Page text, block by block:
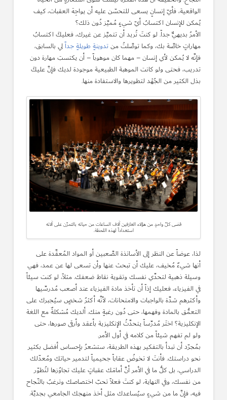
الواقعية، فأيّ إنسانٍ يسعى للتحسّن عليه أن يواجِهَ العقبات، كيف
يُمكن للإنسان اكتسابُ أيّ شيءٍ مُميَّز دُون ذلك؟
الأمرُ بديهيٌّ جداً. لو كنتَ تُريد أن تتميَّز عن غيرك، فعليكَ اكتسابُ
مهاراتٍ خاصَّة بك، وكما توصَّلتُ منتدوينةٍ طويلةٍ جداًلي بالسابق،
فإنَّه لا يُمكن لأي إنسان – مهما كان موهوباً – أن يكتسبَ مهارة دون
تدريب، فحتى ولو كانت الموهبة الطبيعية موجودة لديك فإنَّ عليكَ
بذل الكثير من الجُهْد لتطويرها والاستفادة منها.
قضى كلّ واحدٍ من هؤلاء العازفين آلاف الساعات من حياته بالتمرّن على آلاته
استعداداً لهذه اللحظة.
لذا، عوضاً عن النظر إلى الأساتذة الصَّعبين أو المواد المُعقَّدة على
أنها شيءٌ مُخيف، عليك أن تبحث عنها وأن تسعى لها عن عمد، فهي
وسيلة ذهبية لتحدِّي نفسك وتقوية نقاط ضعفك. مثلاً، لو كنت سيئاً
في الفيزياء، فعليك إذاً أن تأخذ مادة الفيزياء عند أصعب مُدرسِّيها
وأكثرهم شدَّة بالواجبات والامتحانات، لأنَّه أكثرُ شخصٍ سيُجبرك على
التعمُّق بالمادة وفهمها، حتى دُون رغبةٍ منك. ألديك مُشكلةٌ مع اللغة
الإنكليزية؟ اختَر مُدرِّساً يتحدَّثُ الإنكليزية بأعقد وأرقى صورها، حتى
ولو لم تفهم شيئاً من كلامه في أول الأمر.
بمُجرّد أن تبدأ بالتفكير بهذه الطريقة، ستشعرُ بإحساس أفضل بكثير
نحو دراستك. فأنتَ لا تخوضُ عقاباً جحيمياً لتدمير حياتك ومُعدّلك
الدراسي، بل كلُّ ما في الأمر أنَّ أمامَك عقباتٍ عليك تجاوُزها لتُطوّر
من نفسك، وفي النهاية، لو كنتَ فعلاً تحبّ اختصاصك وترغبُ بالنّجاح
فيه، فإنَّ ما من شيءٍ سيُساعدك مثل أخذ منهجك الجامعي بجديَّة.